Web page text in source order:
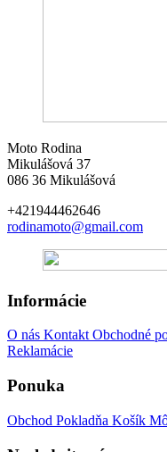
Moto Rodina
Mikulášová 37
086 36 Mikulášová
+421944462646
rodinamoto@gmail.com
Informácie
O nás KontaktObchodné
Reklamácie
Ponuka
Obchod Pokladňa Košík